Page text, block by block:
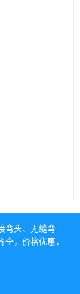
弯头、 无缝弯
，价格优惠，